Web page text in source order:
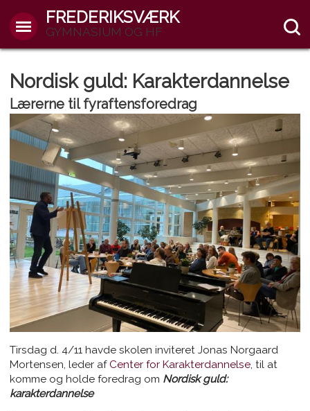
FREDERIKSVÆRK
GYMNASIUM OG HF
Nordisk guld: Karakterdannelse
Lærerne til fyraftensforedrag
Tirsdag d. 4/11 havde skolen inviteret Jonas Norgaard
Mortensen, leder afCenter for Karakterdannelse , til at
komme og holde foredrag om Nordisk guld:
karakterdannelse